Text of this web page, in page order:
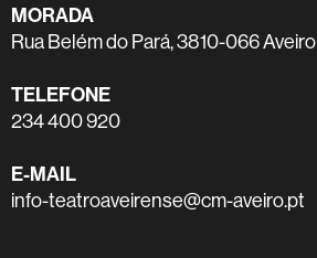
MORADA
Rua Belém do Pará, 3810-066 Aveiro
TELEFONE
234 400 920
E-MAIL
info-teatroaveirense@cm-aveiro.pt